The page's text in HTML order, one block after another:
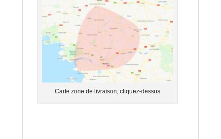
Carte zone de livraison, cliquez-dessus